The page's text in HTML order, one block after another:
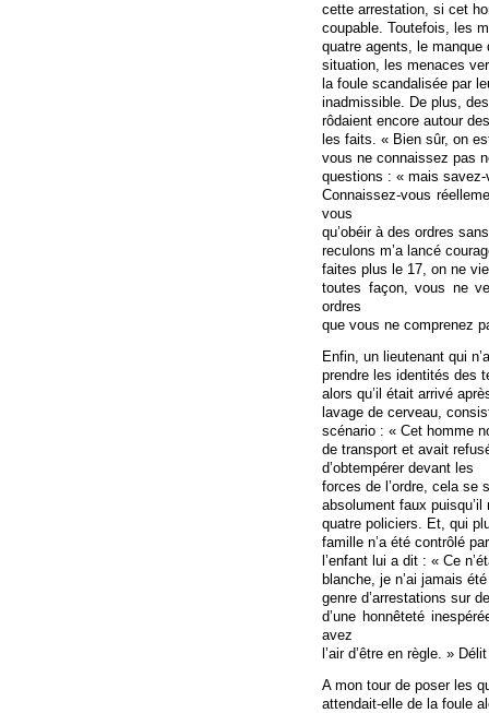
cette arrestation, si cet
coupable. Toutefois, les
quatre agents, le
situation, les menaces
la foule scandalisée par
inadmissible. De plus,
rôdaient encore autour
les faits. « Bien sûr, on
vous ne connaissez pas
questions : « mais
Connaissez-vous
vous
qu’obéir à des ordres
reculons m’a lancé
faites plus le 17, on ne
toutes façon, vous ne
ordres
que vous ne comprenez
Enfin, un lieutenant qui
prendre les identités des
alors qu’il était arrivé
lavage de cerveau,
scénario : « Cet homme
de transport et avait
d’obtempérer devant les
forces de l’ordre, cela se
absolument faux
quatre policiers. Et, qui
famille n’a été contrôlé
l’enfant lui a dit : « Ce
blanche, je n’ai jamais
genre d’arrestations sur
d’une honnêteté
avez
l’air d’être en règle. »
A mon tour de poser les
attendait-elle de la foule